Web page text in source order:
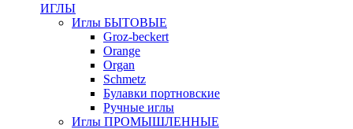
ИГЛЫ
Иглы БЫТОВЫЕ
Groz-beckert
Orange
Organ
Schmetz
Булавки портновские
Ручные иглы
Иглы ПРОМЫШЛЕННЫЕ